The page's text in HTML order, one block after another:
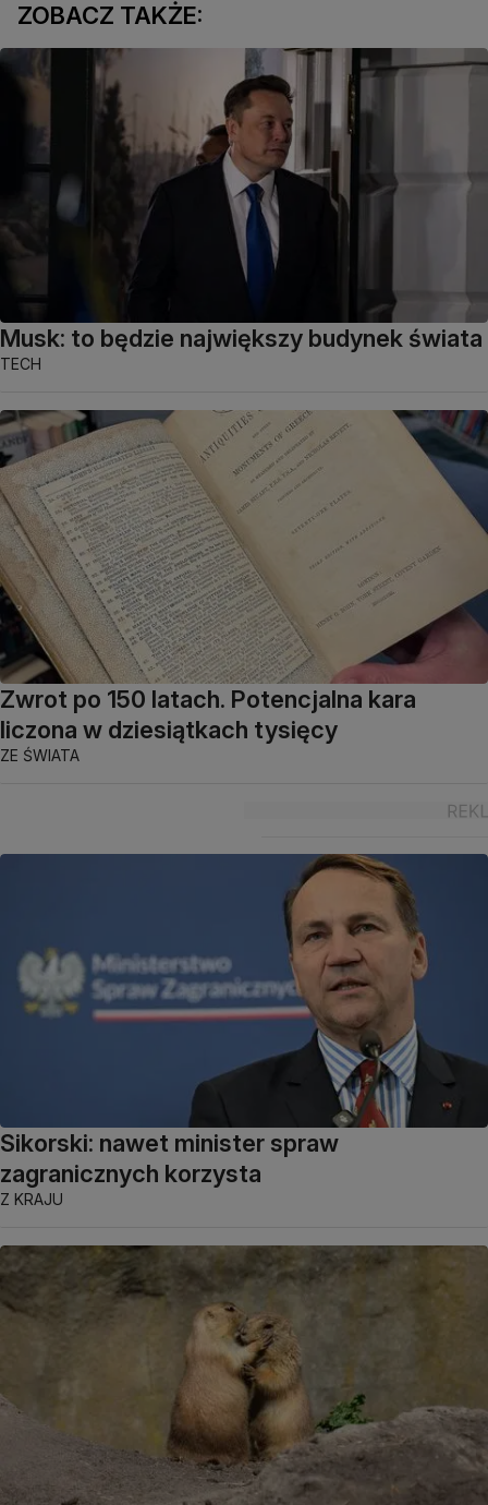
ZOBACZ TAKŻE:
Musk: to będzie największy budynek świata
TECH
Zwrot po 150 latach. Potencjalna kara
liczona w dziesiątkach tysięcy
ZE ŚWIATA
Sikorski: nawet minister spraw
zagranicznych korzysta
Z KRAJU